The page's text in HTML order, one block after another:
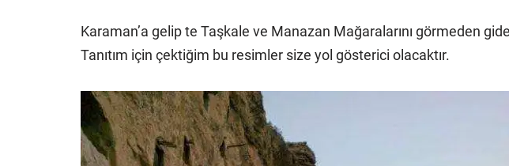
Karaman’a gelip te Taşkale ve Manazan Mağaralarını görmeden
Tanıtım için çektiğim bu resimler size yol gösterici olacaktır.